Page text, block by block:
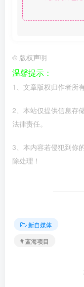
© 版权声明
温馨提示：
1、文章版权归作者所
2、本站仅提供信息存
法律责任。
3、本内容若侵犯到你
除处理！
新自媒体
# 蓝海项目